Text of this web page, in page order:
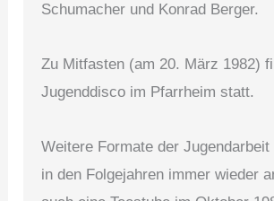
Schumacher und Konrad Berger.
Zu Mitfasten (am 20. März 1982)
Jugenddisco im Pfarrheim statt.
Weitere Formate der Jugendarbeit
in den Folgejahren immer wieder